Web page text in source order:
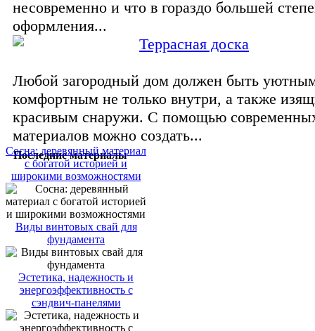
несовременно и что в гораздо большей
оформления...
Террасная доска
Любой загородный дом должен быть
комфортным не только внутри, а также
красивым снаружи. С помощью
материалов можно создать...
Последние материалы
Сосна: деревянный материал
с богатой историей и
широкими возможностями
Виды винтовых свай для
фундамента
Эстетика, надежность и
энергоэффективность с
сэндвич-панелями